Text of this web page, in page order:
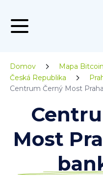
Domov
Mapa
Česká Republika
Centrum Černý Most Praha
Most